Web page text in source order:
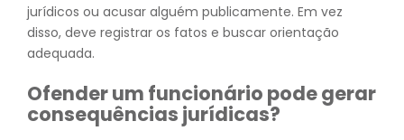
jurídicos ou acusar alguém publicamente. Em vez
disso, deve registrar os fatos e buscar orientação
adequada.
Ofender um funcionário pode gerar
consequências jurídicas?